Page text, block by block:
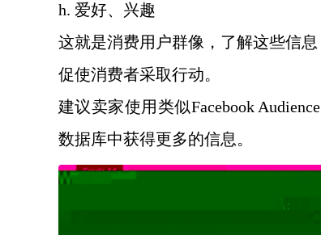
h. 爱好、兴趣
这就是消费用户群像，了解这些信
促使消费者采取行动。
建议卖家使用类似Facebook
数据库中获得更多的信息。